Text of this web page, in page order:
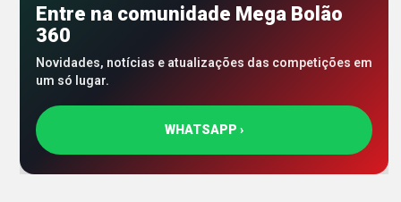
Entre na comunidade Mega Bolão
360
Novidades, notícias e atualizações das competições em
um só lugar.
WHATSAPP ›